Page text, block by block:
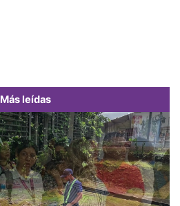
Más leídas